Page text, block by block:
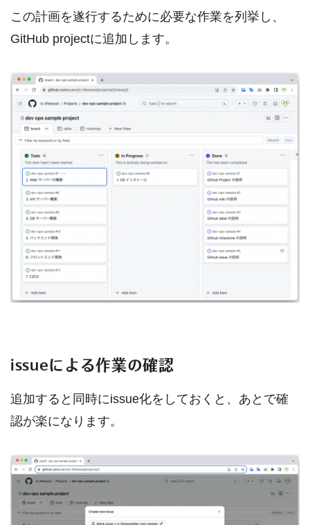
この計画を遂行するために必要な作業を列挙し、
GitHub projectに追加します。
issueによる作業の確認
追加すると同時にissue化をしておくと、あとで確
認が楽になります。